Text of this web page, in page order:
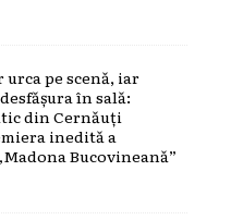
pe scenă, iar
în sală:
din Cernăuți
inedită a
Bucovineană”